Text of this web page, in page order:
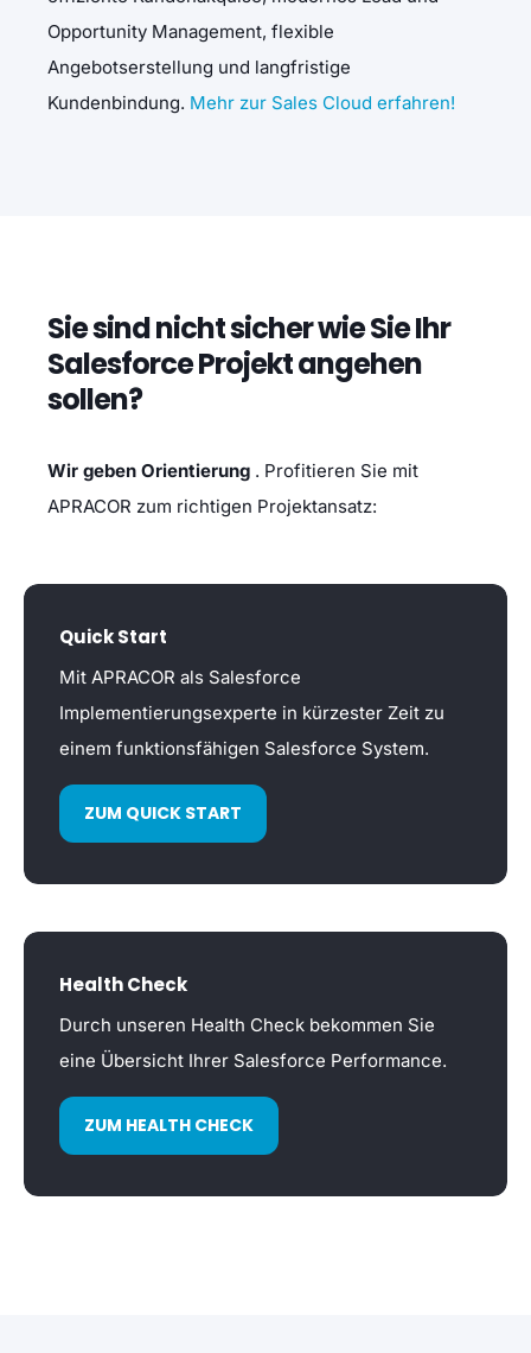
Opportunity Management, flexible
Angebotserstellung und langfristige
Kundenbindung. Mehr zur Sales Cloud erfahren!
Sie sind nicht sicher wie Sie Ihr
Salesforce Projekt angehen
sollen?
Wir geben Orientierung . Profitieren Sie mit
APRACOR zum richtigen Projektansatz:
Quick Start
Mit APRACOR als Salesforce
Implementierungsexperte in kürzester Zeit zu
einem funktionsfähigen Salesforce System.
ZUM QUICK START
Health Check
Durch unseren Health Check bekommen Sie
eine Übersicht Ihrer Salesforce Performance.
ZUM HEALTH CHECK